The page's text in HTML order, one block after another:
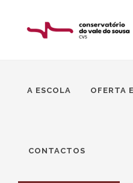
A ESCOLA OFERTA
CONTACTOS